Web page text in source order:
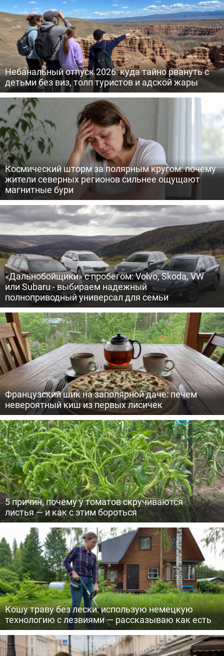
Небанальный отпуск 2026: куда тайно рвануть с
детьми без виз, толп туристов и адской жары
Космический шторм за полярным кругом: почему
жители северных регионов сильнее ощущают
магнитные бури
«Дальнобойщики» с пробегом: Volvo, Skoda, VW
или Subaru - выбираем надежный
полноприводный универсал для семьи
Французский шик на заполярной даче: печем
невероятный киш из первых лисичек
5 причин, почему у томатов скручиваются
листья — и как с этим бороться
Кошу траву без лески: использую немецкую
технологию с лезвиями — рассказываю как есть